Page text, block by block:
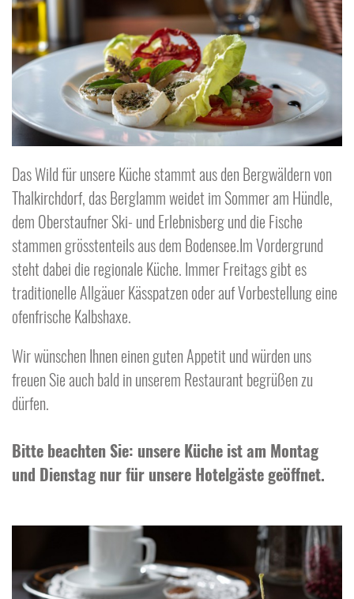
Das Wild für unsere Küche stammt aus den Bergwäldern von
Thalkirchdorf, das Berglamm weidet im Sommer am Hündle,
dem Oberstaufner Ski- und Erlebnisberg und die Fische
stammen grösstenteils aus dem Bodensee.Im Vordergrund
steht dabei die regionale Küche. Immer Freitags gibt es
traditionelle Allgäuer Kässpatzen oder auf Vorbestellung eine
ofenfrische Kalbshaxe.
Wir wünschen Ihnen einen guten Appetit und würden uns
freuen Sie auch bald in unserem Restaurant begrüßen zu
dürfen.
Bitte beachten Sie: unsere Küche ist am Montag
und Dienstag nur für unsere Hotelgäste geöffnet.